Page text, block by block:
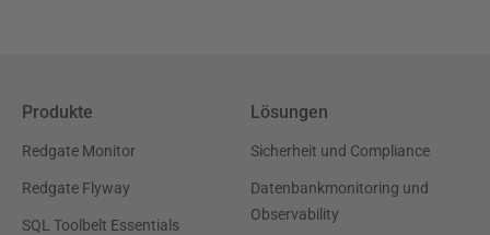
Produkte
Redgate Monitor
Redgate Flyway
SQL Toolbelt Essentials
Lösungen
Sicherheit und Compliance
Datenbankmonitoring und
Observability